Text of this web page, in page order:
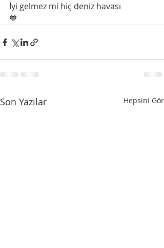
İyi gelmez mi hiç deniz havası
💙
Son Yazılar Hepsini Gör